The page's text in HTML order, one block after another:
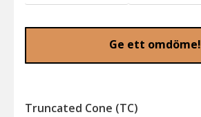
Ge ett omdöme!
Truncated Cone (TC)